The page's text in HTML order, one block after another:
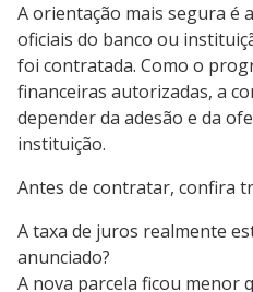
A orientação mais segura é
oficiais do banco ou
foi contratada. Como o
financeiras autorizadas, a
depender da adesão e da
instituição.
Antes de contratar, confira
A taxa de juros realmente
anunciado?
A nova parcela ficou menor